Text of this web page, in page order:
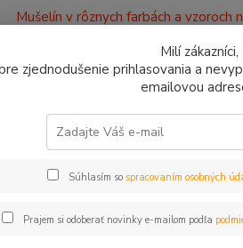
Mušelín v rôznych farbách a vzoroch
Úplet a teplákovina Úplet Sovy biele
Sovy biele
Milí zákazníci,
zjednodušenie prihlasovania a
emailovou
Súhlasím so spracovaním osobných
Prajem si odoberať novinky e-mailom podľa